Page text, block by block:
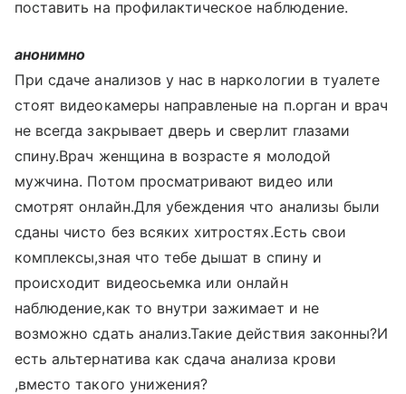
поставить на профилактическое наблюдение.
анонимно
При сдаче анализов у нас в наркологии в туалете
стоят видеокамеры направленые на п.орган и врач
не всегда закрывает дверь и сверлит глазами
спину.Врач женщина в возрасте я молодой
мужчина. Потом просматривают видео или
смотрят онлайн.Для убеждения что анализы были
сданы чисто без всяких хитростях.Есть свои
комплексы,зная что тебе дышат в спину и
происходит видеосьемка или онлайн
наблюдение,как то внутри зажимает и не
возможно сдать анализ.Такие действия законны?И
есть альтернатива как сдача анализа крови
,вместо такого унижения?